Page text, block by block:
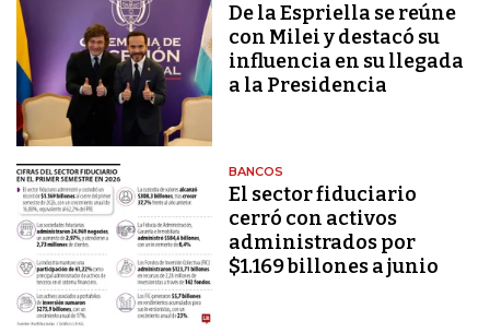
De la Espriella se reúne
con Milei y destacó su
influencia en su llegada
a la Presidencia
BANCOS
El sector fiduciario
cerró con activos
administrados por
$1.169 billones a junio